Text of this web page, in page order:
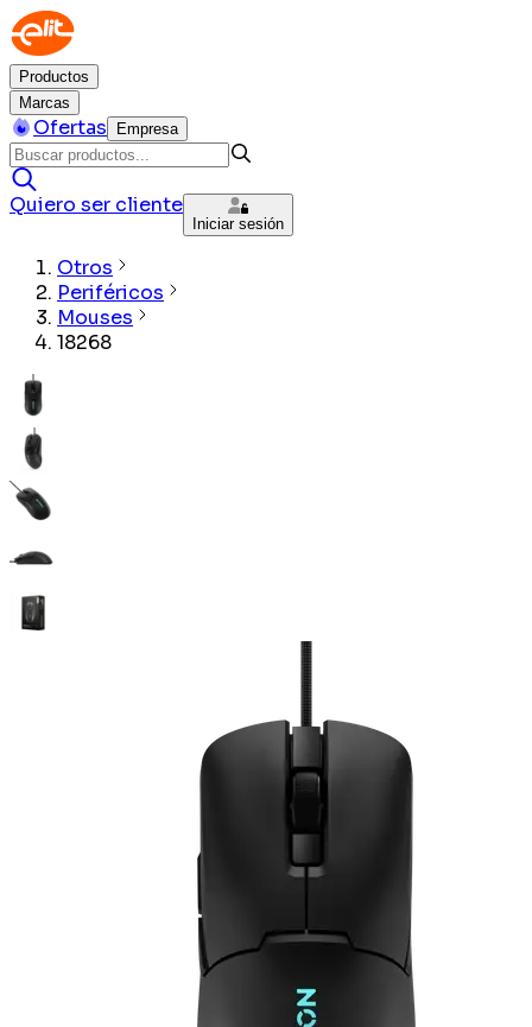
Productos
Marcas
Ofertas Empresa
Quiero ser cliente
Iniciar sesión
Otros
Periféricos
Mouses
18268